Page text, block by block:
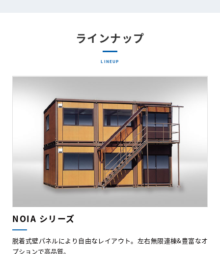
ラインナップ
LINEUP
NOIA シリーズ
脱着式壁パネルにより自由なレイアウト。左右無限連棟&豊富なオ
プションで高品質。